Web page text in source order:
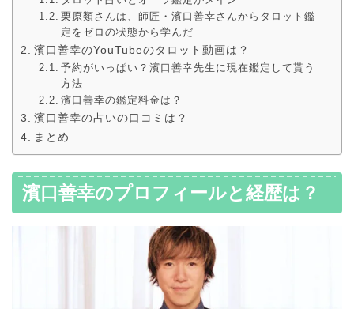
栗原類さんは、師匠・濱口善幸さんからタロット鑑
定をゼロの状態から学んだ
濱口善幸のYouTubeのタロット動画は？
予約がいっぱい？濱口善幸先生に現在鑑定して貰う
方法
濱口善幸の鑑定料金は？
濱口善幸の占いの口コミは？
まとめ
濱口善幸のプロフィールと経歴は？